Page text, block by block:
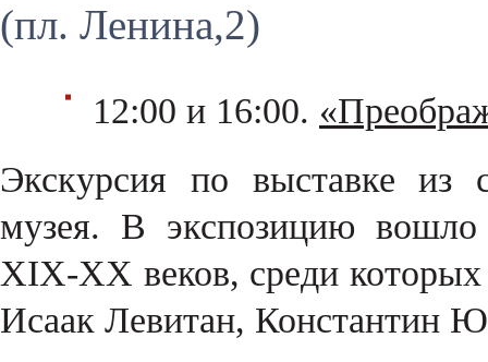
(пл. Ленина,2)
12:00 и 16:00.
Экскурсия по выставке из
музея. В экспозицию вошло
XIX-XX веков, среди
Исаак Левитан, Константин